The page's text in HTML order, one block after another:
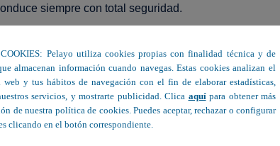
siempre con total seguridad.
seguro de coche perfecto para ti.
Pelayo utiliza cookies propias con finalidad técnica y de
almacenan información cuando navegas. Estas cookies analizan el
web y tus hábitos de navegación con el fin de elaborar estadísticas,
servicios, y mostrarte publicidad. Clica aquípara obtener más
de nuestra política de cookies. Puedes aceptar, rechazar o configurar
clicando en el botón correspondiente.